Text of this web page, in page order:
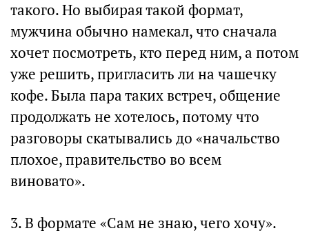
такого. Но выбирая такой формат,
мужчина обычно намекал, что сначала
хочет посмотреть, кто перед ним, а потом
уже решить, пригласить ли на чашечку
кофе. Была пара таких встреч, общение
продолжать не хотелось, потому что
разговоры скатывались до «начальство
плохое, правительство во всем
виновато».
3. В формате «Сам не знаю, чего хочу».